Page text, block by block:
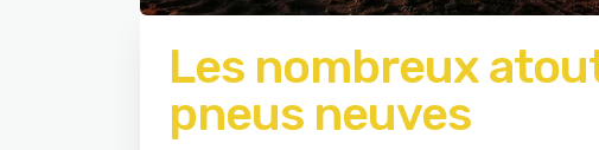
Les nombreux
pneus neuves